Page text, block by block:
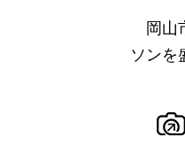
岡山
ソンを